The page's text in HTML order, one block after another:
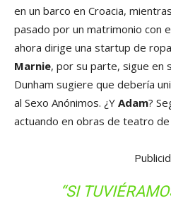
en un barco en Croacia,
pasado por un matrimonio con
ahora dirige una startup de
Marnie, por su parte, sigue en
Dunham sugiere que debería
al Sexo Anónimos. ¿Y Adam?
actuando en obras de teatro de
“SI